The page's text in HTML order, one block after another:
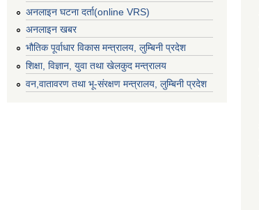
अनलाइन घटना दर्ता(online VRS)
अनलाइन खबर
भौतिक पूर्वाधार विकास मन्त्रालय, लुम्बिनी प्रदेश
शिक्षा, विज्ञान, युवा तथा खेलकुद मन्‍‍त्रालय
वन,वातावरण तथा भू-संरक्षण मन्त्रालय, लुम्बिनी प्रदेश